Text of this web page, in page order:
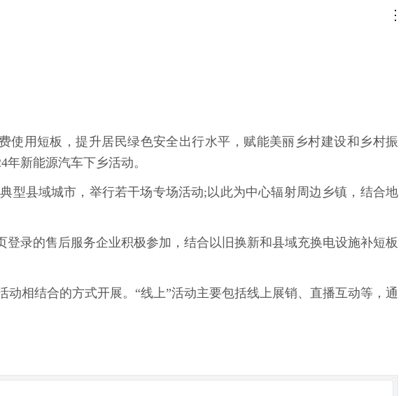
用短板，提升居民绿色安全出行水平，赋能美丽乡村建设和乡村振
新能源汽车下乡活动。
型县域城市，举行若干场专场活动;以此为中心辐射周边乡镇，结合地
录的售后服务企业积极参加，结合以旧换新和县域充换电设施补短板
相结合的方式开展。“线上”活动主要包括线上展销、直播互动等，通